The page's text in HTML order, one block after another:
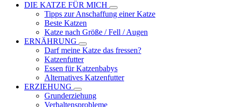
DIE KATZE FÜR MICH
Tipps zur Anschaffung einer Katze
Beste Katzen
Katze nach Größe / Fell / Augen
ERNÄHRUNG
Darf meine Katze das fressen?
Katzenfutter
Essen für Katzenbabys
Alternatives Katzenfutter
ERZIEHUNG
Grunderziehung
Verhaltensprobleme